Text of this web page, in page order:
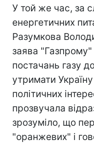
У той же час, за
енергетичних
Разумкова
заява
постачань газу
утримати
політичних
прозвучала
зрозуміло, що
"оранжевих" і